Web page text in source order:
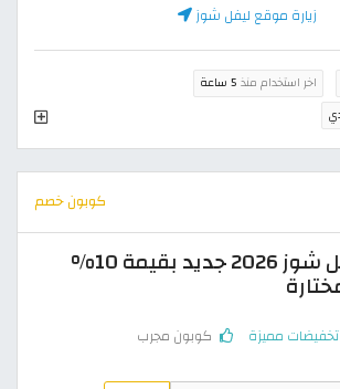
زيارة موقع ليفل شوز
اخر استخدام منذ 5 ساعة
كوبون خصم
كود خصم ليفل شوز 2026 جديد بقيمة 10%
تخفيضات مميزة كوبون مجرب